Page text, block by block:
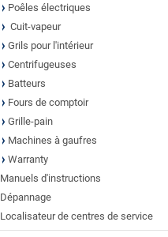
Poêles électriques
Cuit-vapeur
Grils pour l'intérieur
Centrifugeuses
Batteurs
Fours de comptoir
Grille-pain
Machines à gaufres
Warranty
Manuels d'instructions
Dépannage
Localisateur de centres de service